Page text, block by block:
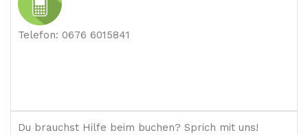
Telefon: 0676 6015841
Du brauchst Hilfe beim buchen? Sprich mit uns!